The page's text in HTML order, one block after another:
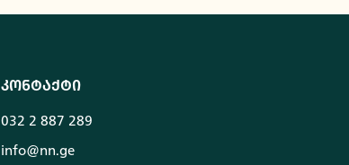
კონტაქტი
032 2 887 289
info@nn.ge